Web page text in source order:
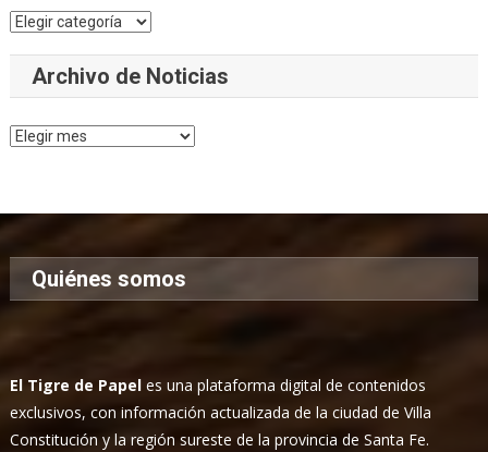
Categorías
Archivo de Noticias
Archivo
Quiénes somos
El Tigre de Papel es una plataforma digital de contenidos
exclusivos, con información actualizada de la ciudad de Villa
Constitución y la región sureste de la provincia de Santa Fe.